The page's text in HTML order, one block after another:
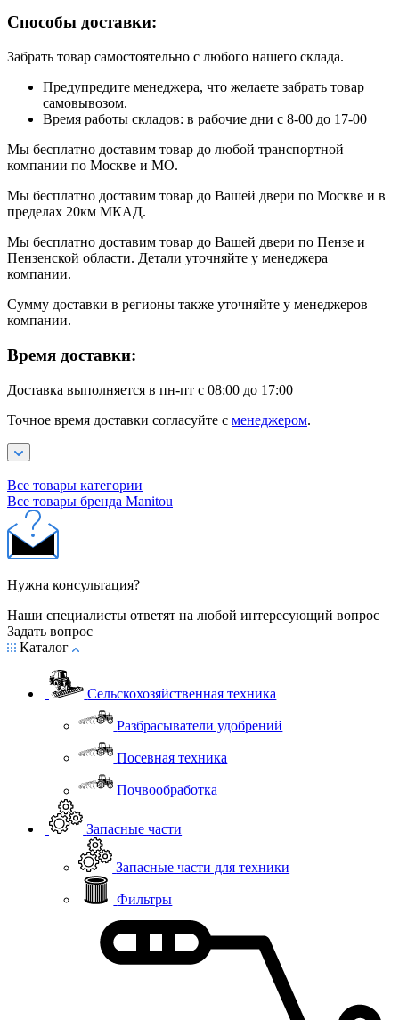
Способы доставки:
Забрать товар самостоятельно с любого нашего склада.
Предупредите менеджера, что желаете забрать товар
самовывозом.
Время работы складов: в рабочие дни с 8-00 до 17-00
Мы бесплатно доставим товар до любой транспортной
компании по Москве и МО.
Мы бесплатно доставим товар до Вашей двери по Москве и в
пределах 20км МКАД.
Мы бесплатно доставим товар до Вашей двери по Пензе и
Пензенской области. Детали уточняйте у менеджера
компании.
Сумму доставки в регионы также уточняйте у менеджеров
компании.
Время доставки:
Доставка выполняется в пн-пт с 08:00 до 17:00
Точное время доставки согласуйте с менеджером.
Все товары категории
Все товары бренда Manitou
Нужна консультация?
Наши специалисты ответят на любой интересующий вопрос
Задать вопрос
Каталог
Сельскохозяйственная техника
Разбрасыватели удобрений
Посевная техника
Почвообработка
Запасные части
Запасные части для техники
Фильтры